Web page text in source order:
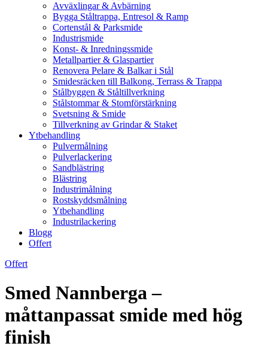
Avväxlingar & Avbärning
Bygga Ståltrappa, Entresol & Ramp
Cortenstål & Parksmide
Industrismide
Konst- & Inredningssmide
Metallpartier & Glaspartier
Renovera Pelare & Balkar i Stål
Smidesräcken till Balkong, Terrass & Trappa
Stålbyggen & Ståltillverkning
Stålstommar & Stomförstärkning
Svetsning & Smide
Tillverkning av Grindar & Staket
Ytbehandling
Pulvermålning
Pulverlackering
Sandblästring
Blästring
Industrimålning
Rostskyddsmålning
Ytbehandling
Industrilackering
Blogg
Offert
Offert
Smed Nannberga –
måttanpassat smide med hög
finish